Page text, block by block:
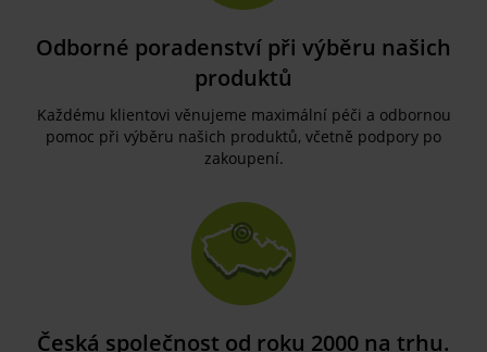
Odborné poradenství při výběru našich
produktů
Každému klientovi věnujeme maximální péči a odbornou
pomoc při výběru našich produktů, včetně podpory po
zakoupení.
Česká společnost od roku 2000 na trhu.